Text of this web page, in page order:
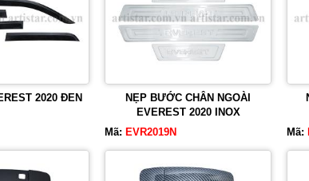
2020 ĐEN
NẸP BƯỚC CHÂN NGOÀI
EVEREST 2020 INOX
Mã: EVR2019N
Mã: